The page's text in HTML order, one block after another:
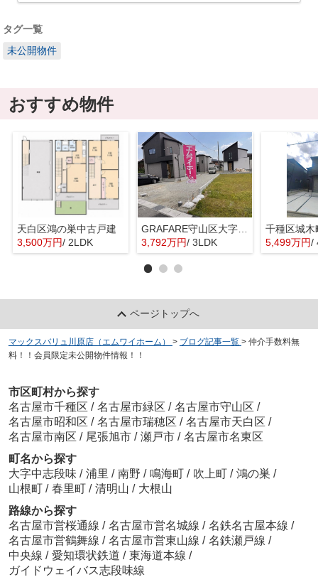
タグ一覧
未公開物件
おすすめ物件
天白区鴻の巣中古戸建
3,500万円/ 2LDK
GRAFARE守山区大字上志段味6期4棟【仲介手数料無料 上志段味東小 志段味中】
3,792万円/ 3LDK
千種区城木
5,499万円/
ページトップへ
マックスバリュ川原店（エムワイホーム） > ブログ記事一覧 > 仲介手数料無
料！！会員限定未公開物件情報！！
市区町村から探す
名古屋市千種区 / 名古屋市緑区 / 名古屋市守山区 /
名古屋市昭和区 / 名古屋市瑞穂区 / 名古屋市天白区 /
名古屋市南区 / 尾張旭市 / 瀬戸市 / 名古屋市名東区
町名から探す
大字中志段味 / 浦里 / 南野 / 鳴海町 / 吹上町 / 鴻の巣 /
山根町 / 春里町 / 清明山 / 大根山
路線から探す
名古屋市営桜通線 / 名古屋市営名城線 / 名鉄名古屋本線 /
名古屋市営鶴舞線 / 名古屋市営東山線 / 名鉄瀬戸線 /
中央線 / 愛知環状鉄道 / 東海道本線 /
ガイドウェイバス志段味線